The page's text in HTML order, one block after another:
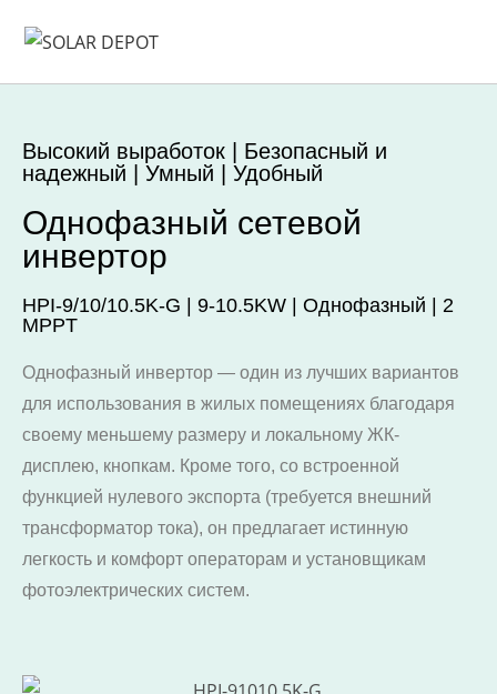
Высокий выработок | Безопасный и
надежный | Умный | Удобный
Однофазный сетевой
инвертор
HPI-9/10/10.5K-G | 9-10.5KW | Однофазный | 2
MPPT
Однофазный инвертор — один из лучших вариантов
для использования в жилых помещениях благодаря
своему меньшему размеру и локальному ЖК-
дисплею, кнопкам. Кроме того, со встроенной
функцией нулевого экспорта (требуется внешний
трансформатор тока), он предлагает истинную
легкость и комфорт операторам и установщикам
фотоэлектрических систем.